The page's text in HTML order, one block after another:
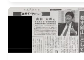
AI
経済政策
製造業
議員連盟